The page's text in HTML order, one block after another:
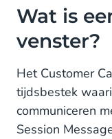
Wat is een
Houd het
Wat is
venster?
Het Customer
tijdsbestek
communiceren
Session